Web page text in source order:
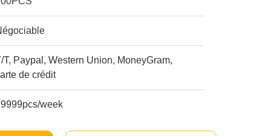
T, Paypal, Western Union, MoneyGram,
de crédit
week